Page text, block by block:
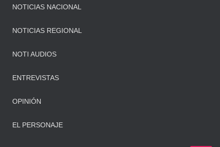
NOTICIAS NACIONAL
NOTICIAS REGIONAL
NOTI AUDIOS
ENTREVISTAS
OPINIÓN
EL PERSONAJE